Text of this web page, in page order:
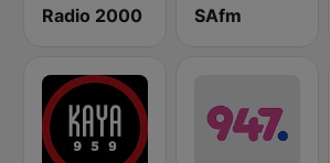
Radio 2000 SAfm